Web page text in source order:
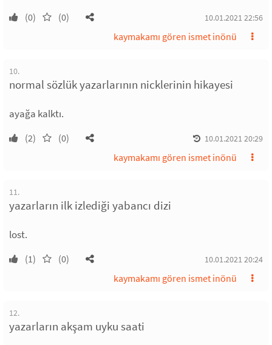
(0) (0) 10.01.2021 22:56
kaymakamı gören ismet inönü
10.
normal sözlük yazarlarının nicklerinin hikayesi
ayağa kalktı.
(2) (0) 10.01.2021 20:29
kaymakamı gören ismet inönü
11.
yazarların ilk izlediği yabancı dizi
lost.
(1) (0) 10.01.2021 20:24
kaymakamı gören ismet inönü
12.
yazarların akşam uyku saati